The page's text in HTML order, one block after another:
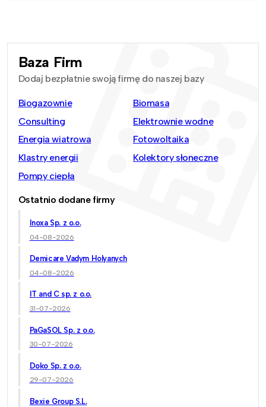
Baza Firm
Dodaj bezpłatnie swoją firmę do naszej bazy
Biogazownie
Biomasa
Consulting
Elektrownie wodne
Energia wiatrowa
Fotowoltaika
Klastry energii
Kolektory słoneczne
Pompy ciepła
Ostatnio dodane firmy
Inoxa Sp. z o.o.
04-08-2026
Demicare Vadym Holyanych
04-08-2026
IT and C sp. z o.o.
31-07-2026
PaGaSOL Sp. z o.o.
30-07-2026
Doko Sp. z o.o.
29-07-2026
Bexie Group S.L.